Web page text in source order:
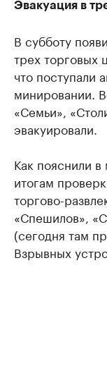
Эвакуация в
В субботу
трех торговых
что поступали
минировании.
«Семьи»,
эвакуировали.
Как пояснили
итогам
торгово-
«Спешилов»,
(сегодня там
Взрывных